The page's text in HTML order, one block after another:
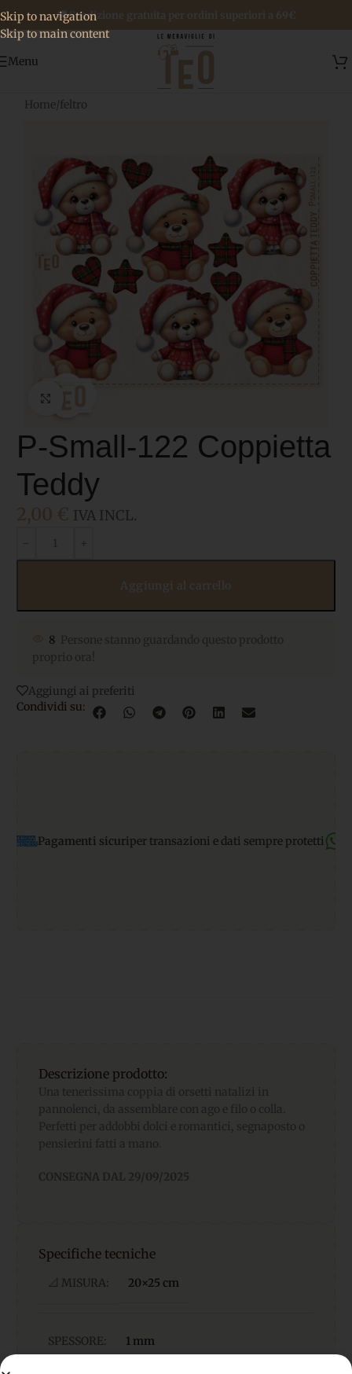
Skip to navigation
Skip to main content
🚚 Spedizione gratuita per ordini superiori a 69€
Menu
Home/feltro
P-Small-122 Coppietta
Teddy
IVA INCL.
8
Aggiungi ai preferiti
Condividi su:
sicuriper transazioni e dati sempre protetti Supporto
Descrizione prodotto:
Specifiche tecniche
📐 MISURA: 20×25 cm
SPESSORE: 1 mm